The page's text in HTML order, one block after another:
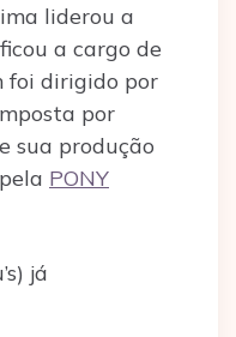
liderou a
a cargo de
foi dirigido por
por
sua produção
PONY
já